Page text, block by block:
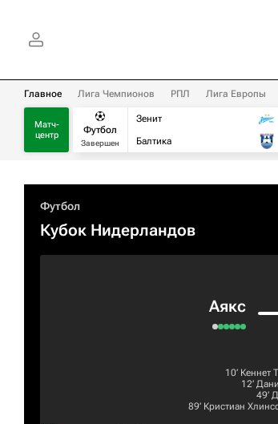
Главное Лига Чемпионов РПЛ Лига Европы
Матч-
центр
Футбол
Завершен
Зенит
Балтика
Футбол
Кубок Нидерландов
Аякс
10‎’‎ Кеннет
12‎’‎
49‎’‎
89‎’‎ Кристиан